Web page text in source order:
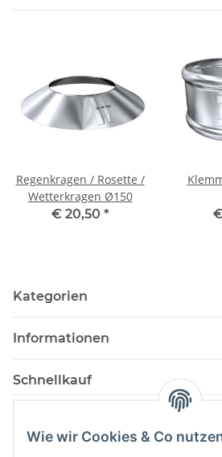
Regenkragen / Rosette /
Wetterkragen Ø150
€ 20,50 *
Kategorien
Informationen
Schnellkauf
Wie wir Cookies & Co